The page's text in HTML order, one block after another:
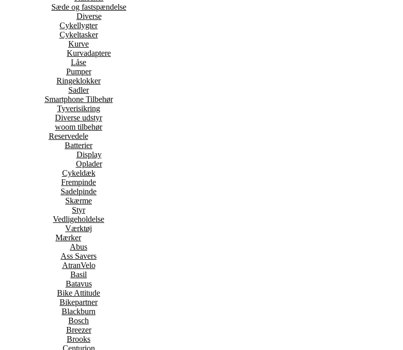
Sæde og fastspændelse
Diverse
Cykellygter
Cykeltasker
Kurve
Kurvadaptere
Låse
Pumper
Ringeklokker
Sadler
Smartphone Tilbehør
Tyverisikring
Diverse udstyr
woom tilbehør
Reservedele
Batterier
Display
Oplader
Cykeldæk
Frempinde
Sadelpinde
Skærme
Styr
Vedligeholdelse
Værktøj
Mærker
Abus
Ass Savers
AtranVelo
Basil
Batavus
Bike Attitude
Bikepartner
Blackburn
Bosch
Breezer
Brooks
Centurion